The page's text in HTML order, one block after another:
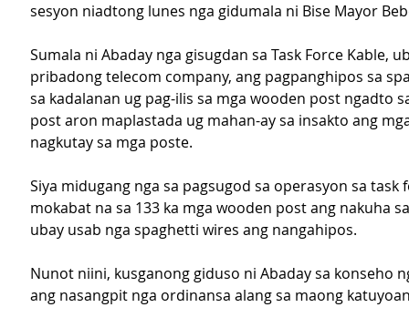
sesyon niadtong lunes nga gidumala ni Bise Mayor
Sumala ni Abaday nga gisugdan sa Task Force Kable,
pribadong telecom company, ang pagpanghipos sa
sa kadalanan ug pag-ilis sa mga wooden post ngadto
post aron maplastada ug mahan-ay sa insakto ang
nagkutay sa mga poste.
Siya midugang nga sa pagsugod sa operasyon sa task
mokabat na sa 133 ka mga wooden post ang nakuha
ubay usab nga spaghetti wires ang nangahipos.
Nunot niini, kusganong giduso ni Abaday sa konseho
ang nasangpit nga ordinansa alang sa maong